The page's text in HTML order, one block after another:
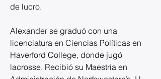
de lucro.
Alexander se graduó con una
licenciatura en Ciencias Políticas en
Haverford College, donde jugó
lacrosse. Recibió su Maestría en